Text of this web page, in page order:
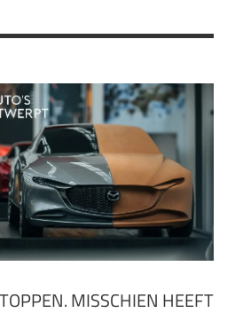
MISSCHIEN HEEFT